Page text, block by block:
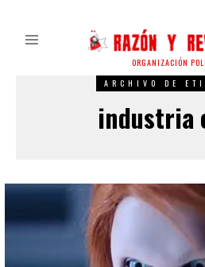
ORGANIZACIÓN
ARCHIVO DE
industria